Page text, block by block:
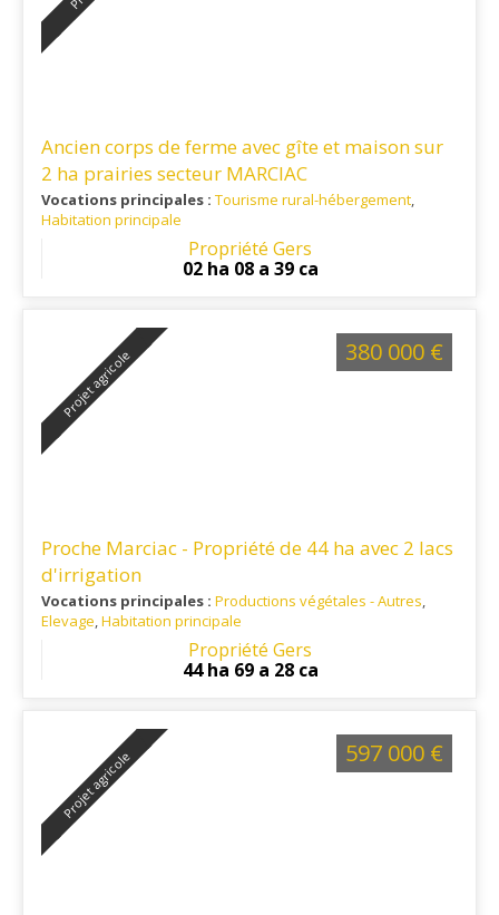
Ancien corps de ferme avec gîte et maison sur
2 ha prairies secteur MARCIAC
Vocations principales : Tourisme rural-hébergement,
Habitation principale
Propriété Gers
02 ha 08 a 39 ca
Projet agricole
Proche Marciac - Propriété de 44 ha avec 2 lacs
d'irrigation
Vocations principales : Productions végétales - Autres,
Elevage,Habitation principale
: Marciac 15 mn - Mirande 25 mn - Vic-
Fezensac 30 mn - Auch 45 mnPropriété Gers
44 ha 69 a 28 ca
380 000 €
Projet agricole 597 000 €